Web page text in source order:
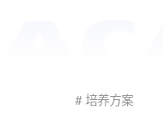
# 培养方案